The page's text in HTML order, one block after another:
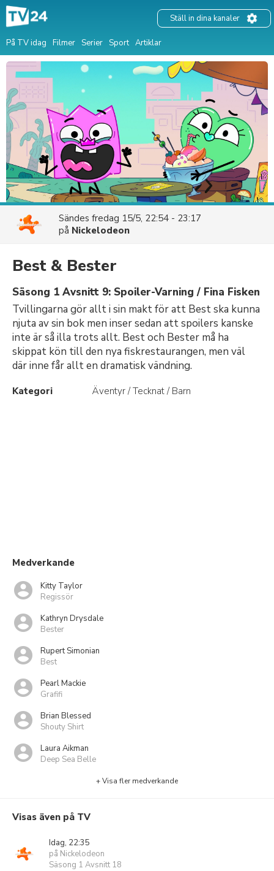
På TV idag Filmer Serier Sport Artiklar
Ställ in dina kanaler
Sändes fredag 15/5, 22:54 - 23:17
på Nickelodeon
Best & Bester
Säsong 1 Avsnitt 9: Spoiler-Varning / Fina Fisken
Tvillingarna gör allt i sin makt för att Best ska kunna
njuta av sin bok men inser sedan att spoilers kanske
inte är så illa trots allt. Best och Bester må ha
skippat kön till den nya fiskrestaurangen, men väl
där inne får allt en dramatisk vändning.
Kategori Äventyr / Tecknat / Barn
Medverkande
Kitty Taylor
Regissör
Kathryn Drysdale
Bester
Rupert Simonian
Best
Pearl Mackie
Grafifi
Brian Blessed
Shouty Shirt
Laura Aikman
Deep Sea Belle
+ Visa fler medverkande
Visas även på TV
Idag, 22:35
på Nickelodeon
Säsong 1 Avsnitt 18